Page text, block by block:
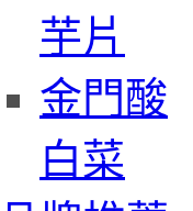
芋片
金門酸
白菜